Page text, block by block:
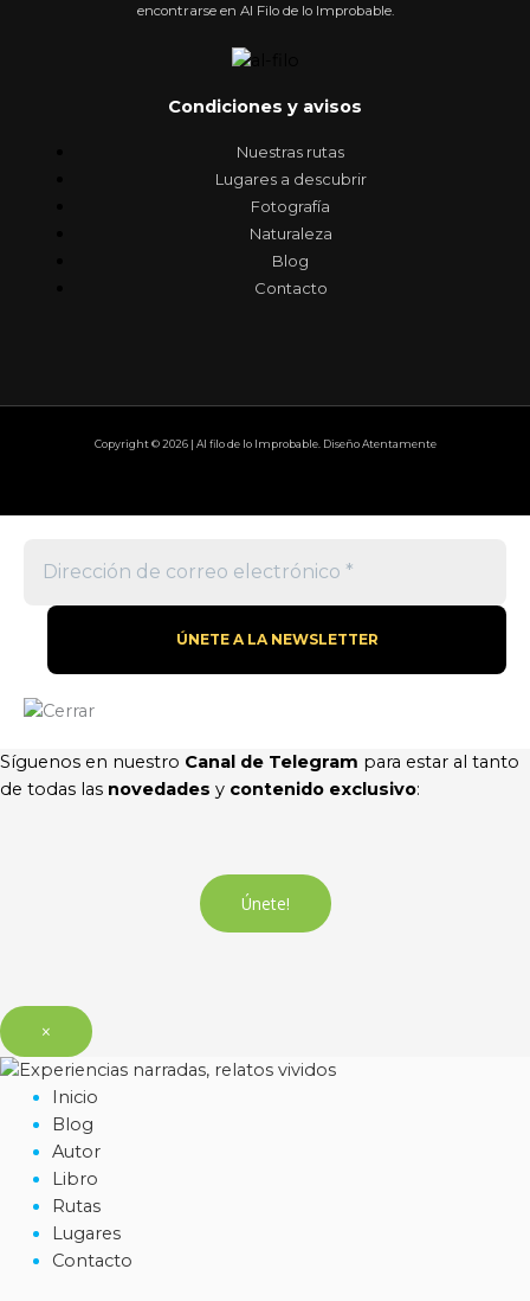
encontrarse en Al Filo de lo Improbable.
Condiciones y avisos
Nuestras rutas
Lugares a descubrir
Fotografía
Naturaleza
Blog
Contacto
Copyright © 2026 | Al filo de lo Improbable. Diseño Atentamente
Síguenos en nuestro Canal de Telegram para estar al tanto
de todas las novedades y contenido exclusivo:
Únete!
×
Inicio
Blog
Autor
Libro
Rutas
Lugares
Contacto